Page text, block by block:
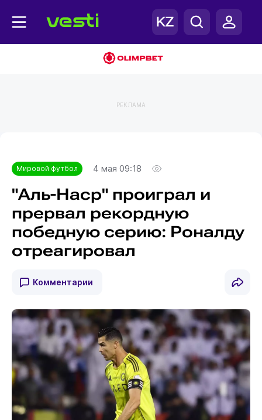
РЕКЛАМА
Мировой футбол 4 мая 09:18
"Аль-Наср" проиграл и
прервал рекордную
победную серию: Роналду
отреагировал
Комментарии